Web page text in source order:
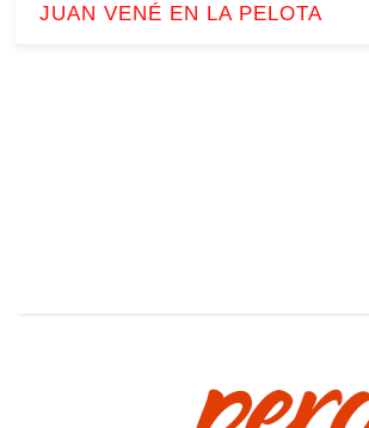
JUAN VENÉ EN LA PELOTA